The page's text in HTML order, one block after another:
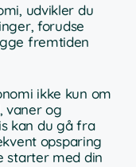
udvikler du
forudse
fremtiden
ikke kun om
vaner og
kan du gå fra
opsparing
starter med din